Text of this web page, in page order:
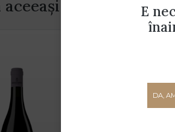
gamă
E
DA,